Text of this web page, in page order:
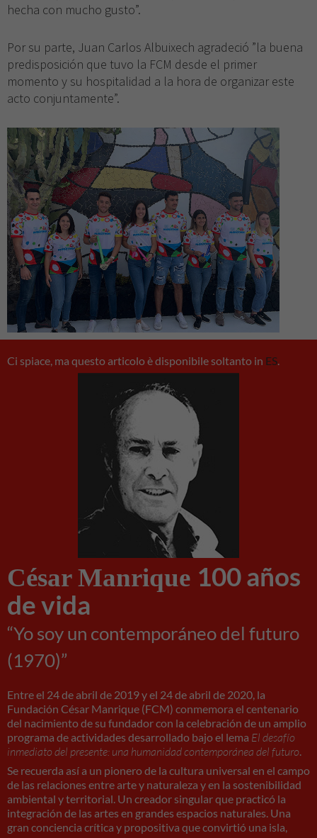
hecha con mucho gusto”.
Por su parte, Juan Carlos Albuixech agradeció ”la buena
predisposición que tuvo la FCM desde el primer
momento y su hospitalidad a la hora de organizar este
acto conjuntamente”.
Ci spiace, ma questo articolo è disponibile soltanto in ES
César Manrique 100 años
de vida
“Yo soy un contemporáneo del futuro
(1970)”
Entre el 24 de abril de 2019 y el 24 de abril de 2020, la
Fundación César Manrique (FCM) conmemora el centenario
del nacimiento de su fundador con la celebración de un amplio
programa de actividades desarrollado bajo el lema El desafío
inmediato del presente: una humanidad contemporánea del futuro
Se recuerda así a un pionero de la cultura universal en el campo
de las relaciones entre arte y naturaleza y en la sostenibilidad
ambiental y territorial. Un creador singular que practicó la
integración de las artes en grandes espacios naturales. Una
gran conciencia crítica y propositiva que convirtió una isla,
Necesarias
Estas
cookies no
son
opcionales.
Son
necesarias
para que
funcione la